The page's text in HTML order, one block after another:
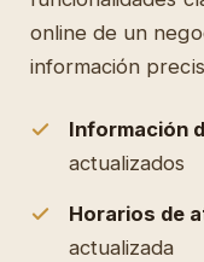
online de un
información
Información
actualizados
Horarios de
actualizada